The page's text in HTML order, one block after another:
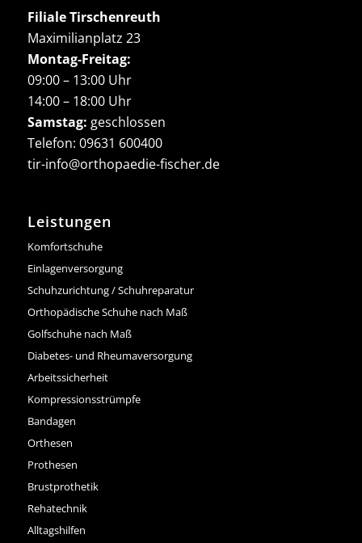
Filiale Tirschenreuth
Maximilianplatz 23
Montag-Freitag:
09:00 – 13:00 Uhr
14:00 – 18:00 Uhr
Samstag: geschlossen
Telefon: 09631 600400
tir-info@orthopaedie-fischer.de
Leistungen
Komfortschuhe
Einlagenversorgung
Schuhzurichtung / Schuhreparatur
Orthopädische Schuhe nach Maß
Golfschuhe nach Maß
Diabetes- und Rheumaversorgung
Arbeitssicherheit
Kompressionsstrümpfe
Bandagen
Orthesen
Prothesen
Brustprothetik
Rehatechnik
Alltagshilfen